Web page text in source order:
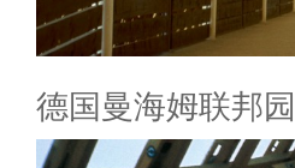
德国曼海姆联邦